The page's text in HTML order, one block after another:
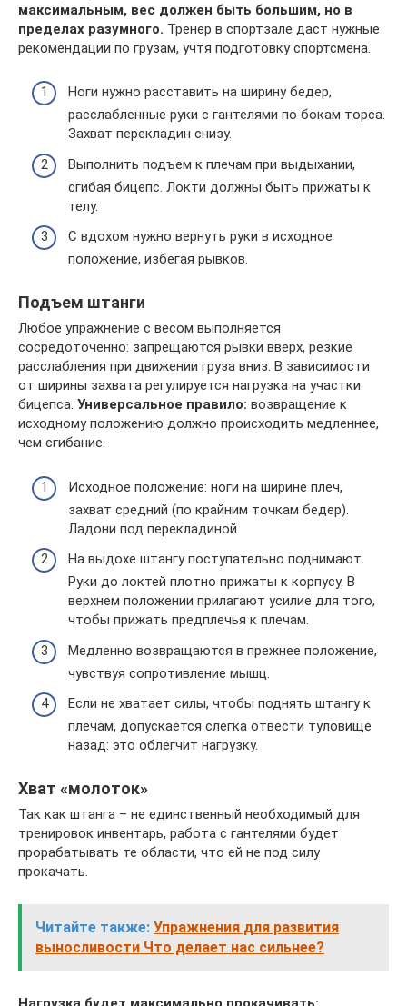
максимальным, вес должен быть большим, но в
пределах разумного. Тренер в спортзале даст нужные
рекомендации по грузам, учтя подготовку спортсмена.
Ноги нужно расставить на ширину бедер,
расслабленные руки с гантелями по бокам торса.
Захват перекладин снизу.
Выполнить подъем к плечам при выдыхании,
сгибая бицепс. Локти должны быть прижаты к
телу.
С вдохом нужно вернуть руки в исходное
положение, избегая рывков.
Подъем штанги
Любое упражнение с весом выполняется
сосредоточенно: запрещаются рывки вверх, резкие
расслабления при движении груза вниз. В зависимости
от ширины захвата регулируется нагрузка на участки
бицепса. Универсальное правило: возвращение к
исходному положению должно происходить медленнее,
чем сгибание.
Исходное положение: ноги на ширине плеч,
захват средний (по крайним точкам бедер).
Ладони под перекладиной.
На выдохе штангу поступательно поднимают.
Руки до локтей плотно прижаты к корпусу. В
верхнем положении прилагают усилие для того,
чтобы прижать предплечья к плечам.
Медленно возвращаются в прежнее положение,
чувствуя сопротивление мышц.
Если не хватает силы, чтобы поднять штангу к
плечам, допускается слегка отвести туловище
назад: это облегчит нагрузку.
Хват «молоток»
Так как штанга – не единственный необходимый для
тренировок инвентарь, работа с гантелями будет
прорабатывать те области, что ей не под силу
прокачать.
Читайте также: Упражнения для развития
выносливости Что делает нас сильнее?